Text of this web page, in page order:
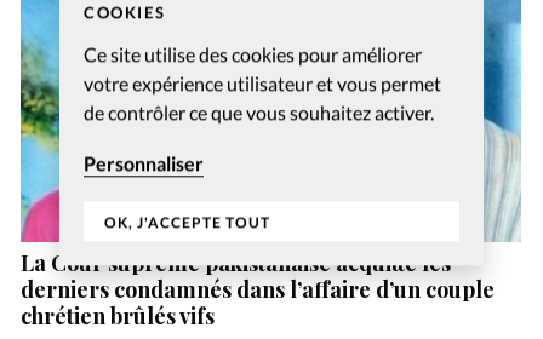
COOKIES
Ce site utilise des cookies pour améliorer
votre expérience utilisateur et vous permet
de contrôler ce que vous souhaitez activer.
Personnaliser
OK, J'ACCEPTE TOUT
La Cour suprême pakistanaise acquitte les
derniers condamnés dans l’affaire d’un couple
chrétien brûlés vifs